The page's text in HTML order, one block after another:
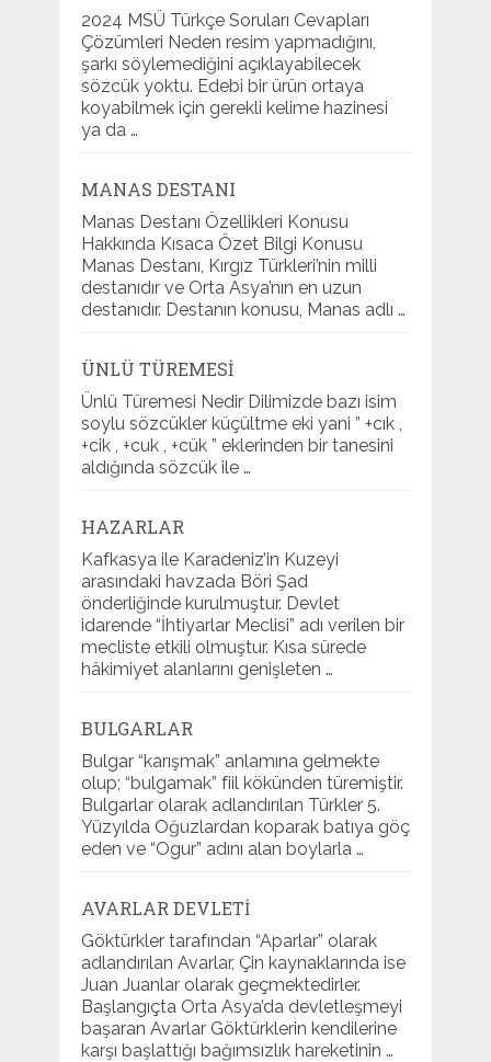
2024 MSÜ Türkçe Soruları Cevapları
Çözümleri Neden resim yapmadığını,
şarkı söylemediğini açıklayabilecek
sözcük yoktu. Edebi bir ürün ortaya
koyabilmek için gerekli kelime hazinesi
ya da …
MANAS DESTANI
Manas Destanı Özellikleri Konusu
Hakkında Kısaca Özet Bilgi Konusu
Manas Destanı, Kırgız Türkleri’nin milli
destanıdır ve Orta Asya’nın en uzun
destanıdır. Destanın konusu, Manas adlı …
ÜNLÜ TÜREMESI
Ünlü Türemesi Nedir Dilimizde bazı isim
soylu sözcükler küçültme eki yani ” +cık ,
+cik , +cuk , +cük ” eklerinden bir tanesini
aldığında sözcük ile …
HAZARLAR
Kafkasya ile Karadeniz’in Kuzeyi
arasındaki havzada Böri Şad
önderliğinde kurulmuştur. Devlet
idarende “İhtiyarlar Meclisi” adı verilen bir
mecliste etkili olmuştur. Kısa sürede
hâkimiyet alanlarını genişleten …
BULGARLAR
Bulgar “karışmak” anlamına gelmekte
olup; “bulgamak” fiil kökünden türemiştir.
Bulgarlar olarak adlandırılan Türkler 5.
Yüzyılda Oğuzlardan koparak batıya göç
eden ve “Ogur” adını alan boylarla …
AVARLAR DEVLETI
Göktürkler tarafından “Aparlar” olarak
adlandırılan Avarlar, Çin kaynaklarında ise
Juan Juanlar olarak geçmektedirler.
Başlangıçta Orta Asya’da devletleşmeyi
başaran Avarlar Göktürklerin kendilerine
karşı başlattığı bağımsızlık hareketinin …